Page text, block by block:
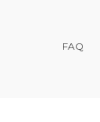
FAQ